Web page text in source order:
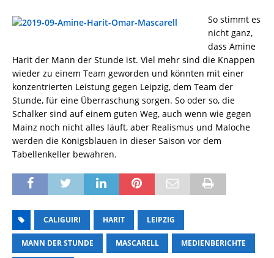
So stimmt es
nicht ganz,
dass Amine
Harit der Mann der Stunde ist. Viel mehr sind die Knappen
wieder zu einem Team geworden und könnten mit einer
konzentrierten Leistung gegen Leipzig, dem Team der
Stunde, für eine Überraschung sorgen. So oder so, die
Schalker sind auf einem guten Weg, auch wenn wie gegen
Mainz noch nicht alles läuft, aber Realismus und Maloche
werden die Königsblauen in dieser Saison vor dem
Tabellenkeller bewahren.
CALIGUIRI HARIT LEIPZIG
MANN DER STUNDE MASCARELL MEDIENBERICHTE